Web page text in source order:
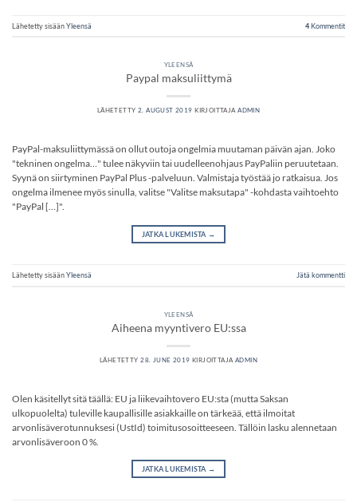
Lähetetty sisäänYleensä 4Kommentit
YLEENSÄ
Paypal maksuliittymä
LÄHETETTY 2. AUGUST 2019 KIRJOITTAJAADMIN
PayPal-maksuliittymässä on ollut outoja ongelmia muutaman päivän ajan. Joko
"tekninen ongelma…" tulee näkyviin tai uudelleenohjaus PayPaliin peruutetaan.
Syynä on siirtyminen PayPal Plus -palveluun. Valmistaja työstää jo ratkaisua. Jos
ongelma ilmenee myös sinulla, valitse "Valitse maksutapa" -kohdasta vaihtoehto
"PayPal […]".
JATKA LUKEMISTA →
Lähetetty sisäänYleensä Jätä kommentti
YLEENSÄ
Aiheena myyntivero EU:ssa
LÄHETETTY28. JUNE 2019 KIRJOITTAJA ADMIN
Olen käsitellyt sitä täällä: EU ja liikevaihtovero EU:sta (mutta Saksan
ulkopuolelta) tuleville kaupallisille asiakkaille on tärkeää, että ilmoitat
arvonlisäverotunnuksesi (UstId) toimitusosoitteeseen. Tällöin lasku alennetaan
arvonlisäveroon 0 %.
JATKA LUKEMISTA →